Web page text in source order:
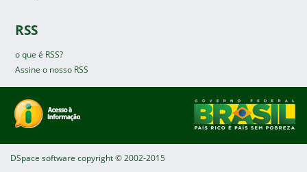
RSS
o que é RSS?
Assine o nosso RSS
DSpace software copyright © 2002-2015